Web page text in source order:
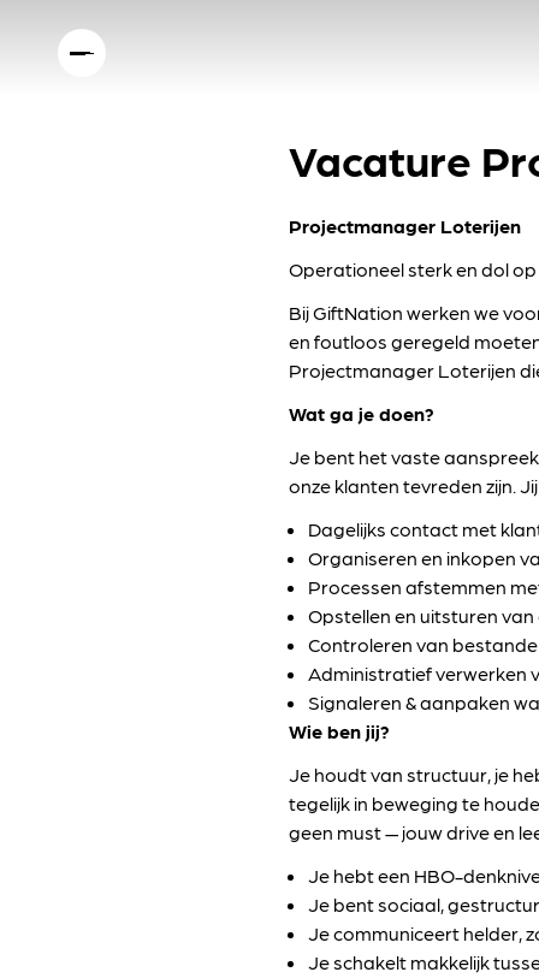
Vacature
Projectmanager Loterijen
Operationeel sterk en dol
Bij GiftNation werken we
en foutloos geregeld
Projectmanager Loterijen
Wat ga je doen?
Je bent het vaste
onze klanten tevreden zijn.
Dagelijks contact met
Organiseren en inkopen
Processen afstemmen
Opstellen en uitsturen
Controleren van
Administratief verwerken
Signaleren & aanpaken
Wie ben jij?
Je houdt van structuur, je
tegelijk in beweging te
geen must — jouw drive en
Je hebt een HBO-
Je bent sociaal,
Je communiceert helder,
Je schakelt makkelijk